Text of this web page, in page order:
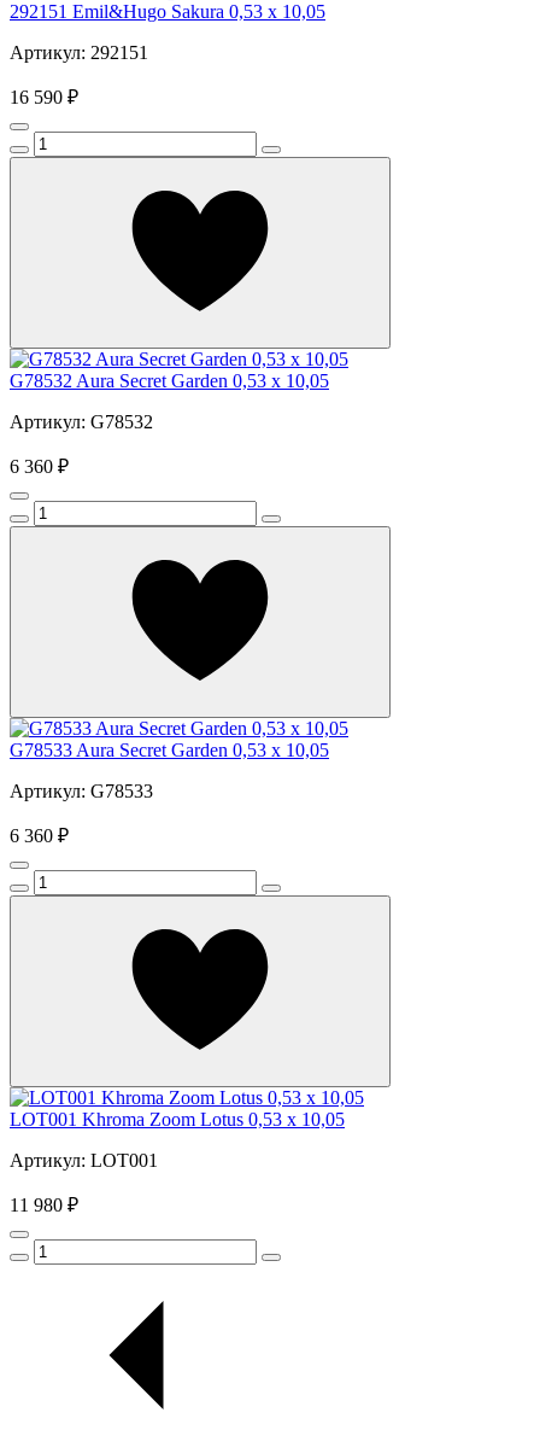
292151 Emil&Hugo Sakura 0,53 x 10,05
Артикул: 292151
16 590 ₽
G78532 Aura Secret Garden 0,53 x 10,05
Артикул: G78532
6 360 ₽
G78533 Aura Secret Garden 0,53 x 10,05
Артикул: G78533
6 360 ₽
LOT001 Khroma Zoom Lotus 0,53 x 10,05
Артикул: LOT001
11 980 ₽